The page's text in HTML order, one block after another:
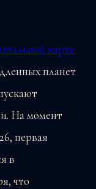
карте
планет
На момент
первая
в
что